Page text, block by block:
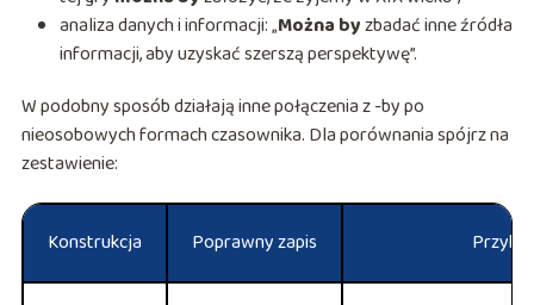
analiza danych i informacji: „Można byzbadać inne źródła
informacji, aby uzyskać szerszą perspektywę”.
W podobny sposób działają inne połączenia z -by po
nieosobowych formach czasownika. Dla porównania spójrz na
zestawienie:
Konstrukcja Poprawny zapis